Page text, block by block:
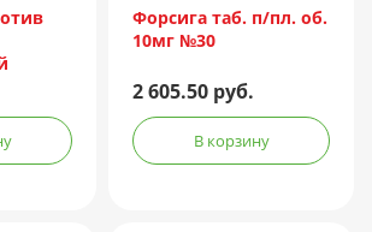
д/
Россия
Форсига таб. п/пл. об.
10мг №30
2 605.50 руб.
В корзину